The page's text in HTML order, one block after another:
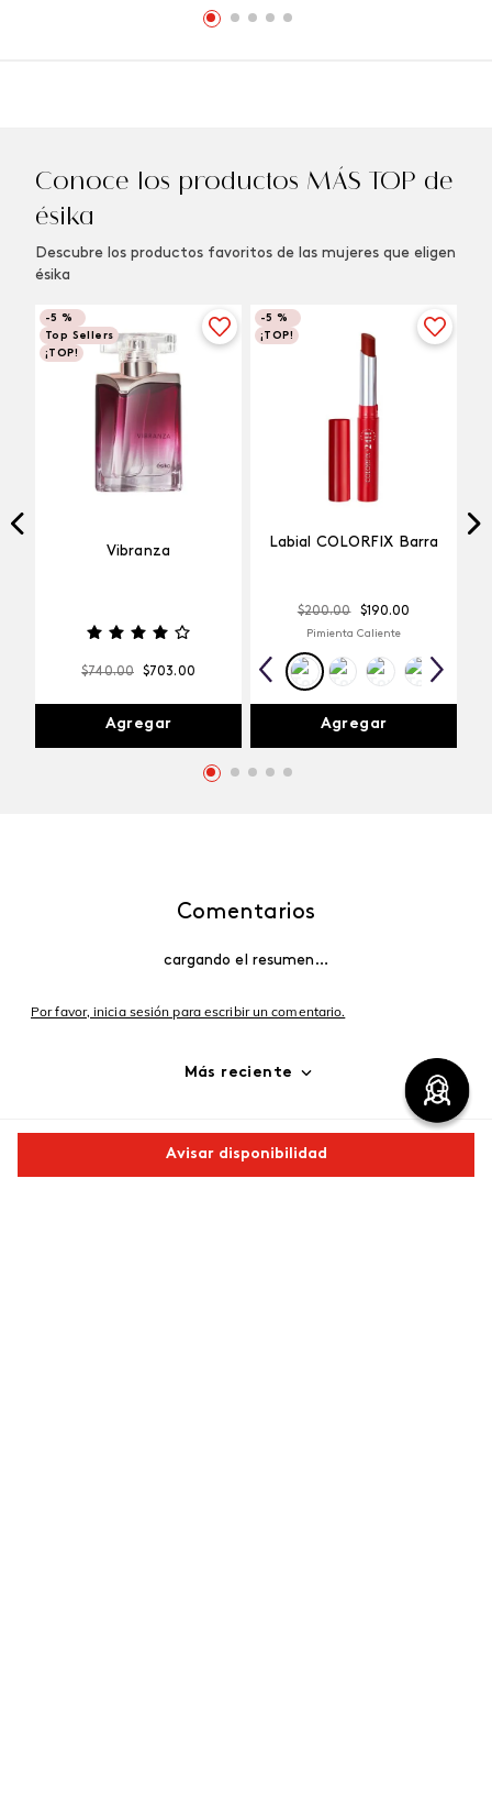
Avisar disponibilidad
Conoce los productos MÁS TOP de
ésika
Descubre los productos favoritos de las mujeres que eligen
ésika
-5 %
Top Sellers
¡TOP!
Vibranza
$740.00 $703.00
Agregar
-5 %
¡TOP!
Labial COLORFIX Barra
$200.00 $190.00
Pimienta Caliente
Agregar
Comentarios
cargando el resumen…
Por favor, inicia sesión para escribir un comentario.
Más reciente